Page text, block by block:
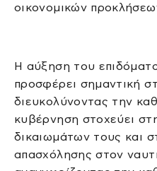
οικονομικών
Η αύξηση του
προσφέρει σημαντική
διευκολύνοντας την
κυβέρνηση στοχεύει
δικαιωμάτων τους και
απασχόλησης στον